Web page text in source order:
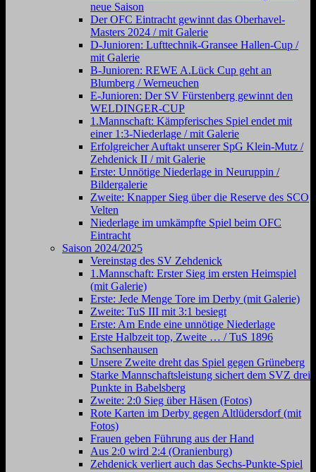
neue Saison
Der OFC Eintracht gewinnt das Oberhavel-
Masters 2024 / mit Galerie
D-Junioren: Lufttechnik-Gransee Hallen-Cup /
mit Galerie
B-Junioren: REWE A.Lück Cup geht an
Blumberg / Werneuchen
E-Junioren: Der SV Fürstenberg gewinnt den
WELDINGER-CUP
1.Mannschaft: Kämpferisches Spiel endet mit
einer 1:3-Niederlage / mit Galerie
Erfolgreicher Auftakt unserer SpG Klein-Mutz /
Zehdenick II / mit Galerie
Erste: Unnötige Niederlage in Neuruppin /
Bildergalerie
Zweite: Knapper Sieg über die Reserve des SCO
Velten
Niederlage im umkämpfte Spiel beim OFC
Eintracht
Saison 2024/2025
Vereinstag des SV Zehdenick
1.Mannschaft: Erster Sieg im ersten Heimspiel
(mit Galerie)
Erste: Jede Menge Tore im Derby (mit Galerie)
Zweite: TuS III mit 3:1 besiegt
Erste: Am Ende eine unnötige Niederlage
Erste Halbzeit top, Zweite … / TuS 1896
Sachsenhausen
Unsere Zweite dreht das Spiel gegen Grüneberg
Starke Mannschaftsleistung sichert dem SVZ drei
Punkte in Babelsberg
Zweite: 2:0 Sieg über Häsen (Fotos)
Rote Karten im Derby gegen Altlüdersdorf (mit
Fotos)
Frauen geben Führung aus der Hand
Aus 2:0 wird 2:4 (Oranienburg)
Zehdenick verliert auch das Sechs-Punkte-Spiel